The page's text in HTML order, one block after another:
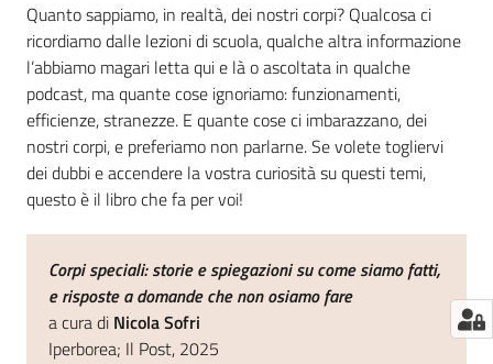
Quanto sappiamo, in realtà, dei nostri corpi? Qualcosa ci
ricordiamo dalle lezioni di scuola, qualche altra informazione
l’abbiamo magari letta qui e là o ascoltata in qualche
podcast, ma quante cose ignoriamo: funzionamenti,
efficienze, stranezze. E quante cose ci imbarazzano, dei
nostri corpi, e preferiamo non parlarne. Se volete togliervi
dei dubbi e accendere la vostra curiosità su questi temi,
questo è il libro che fa per voi!
Corpi speciali: storie e spiegazioni su come siamo fatti,
e risposte a domande che non osiamo fare
a cura di Nicola Sofri
Iperborea; Il Post, 2025